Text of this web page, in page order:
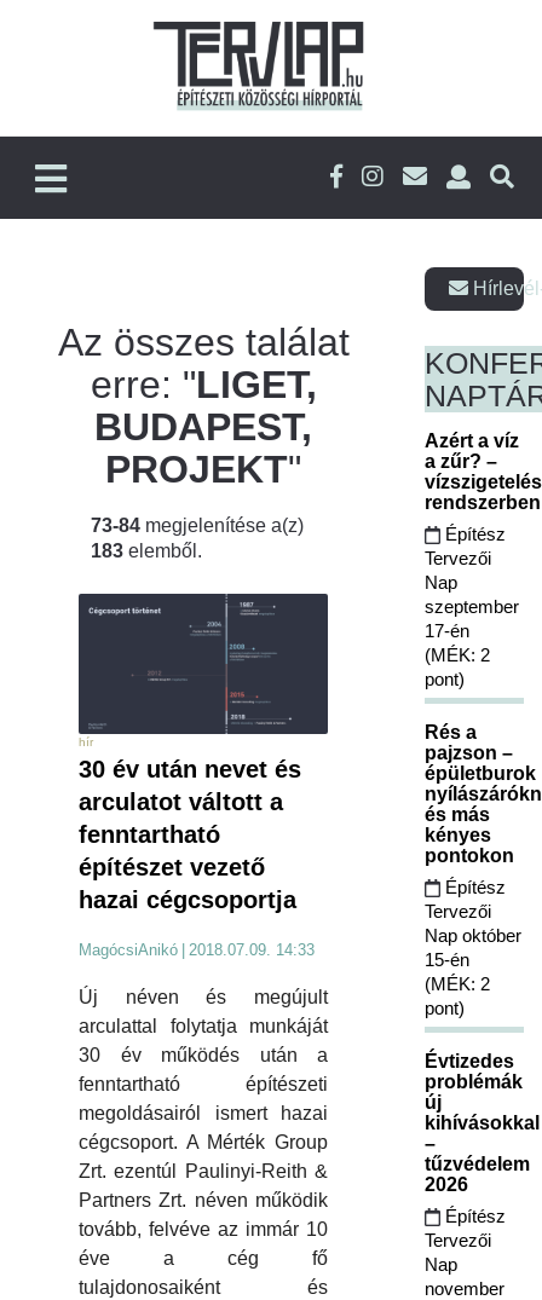
Az összes találat
erre: "LIGET,
BUDAPEST,
PROJEKT"
73-84 megjelenítése a(z)
183 elemből.
hír
30 év után nevet és
arculatot váltott a
fenntartható
építészet vezető
hazai cégcsoportja
MagócsiAnikó | 2018.07.09. 14:33
Új néven és megújult
arculattal folytatja munkáját
30 év működés után a
fenntartható építészeti
megoldásairól ismert hazai
cégcsoport. A Mérték Group
Zrt. ezentúl Paulinyi-Reith &
Partners Zrt. néven működik
tovább, felvéve az immár 10
éve a cég fő
tulajdonosaiként és
Azért a víz
a zűr? –
Építész
Tervezői
Nap
szeptember
17-én
(MÉK: 2
pont)
Rés a
pajzson –
épületburok
és más
kényes
pontokon
Építész
Tervezői
Nap október
15-én
(MÉK: 2
pont)
Évtizedes
problémák
új
kihívásokkal
–
tűzvédelem
2026
Építész
Tervezői
Nap
november